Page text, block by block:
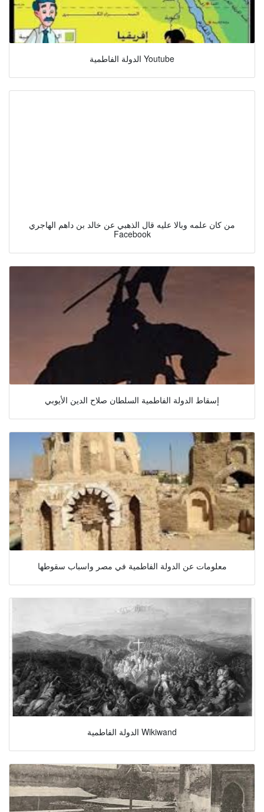
الدولة الفاطمية Youtube
من كان علمه وبالا عليه قال الذهبي عن خالد بن داهم الهاجري
Facebook
إسقاط الدولة الفاطمية السلطان صلاح الدين الأيوبي
معلومات عن الدولة الفاطمية في مصر واسباب سقوطها
الدولة الفاطمية Wikiwand